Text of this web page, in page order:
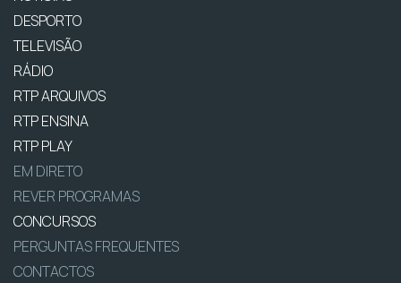
DESPORTO
TELEVISÃO
RÁDIO
RTP ARQUIVOS
RTP ENSINA
RTP PLAY
EM DIRETO
REVER PROGRAMAS
CONCURSOS
PERGUNTAS FREQUENTES
CONTACTOS